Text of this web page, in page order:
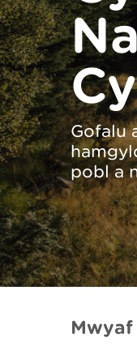
Gofalu
pobl a